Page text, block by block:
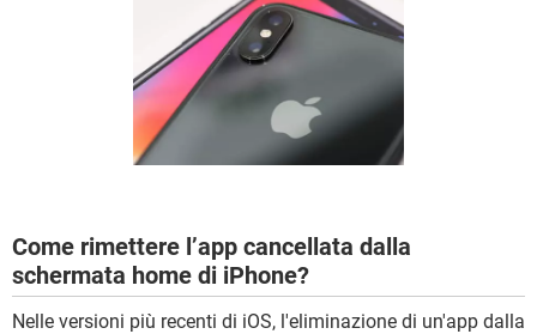
Come rimettere l’app cancellata dalla
schermata home di iPhone?
Nelle versioni più recenti di iOS, l'eliminazione di un'app dalla